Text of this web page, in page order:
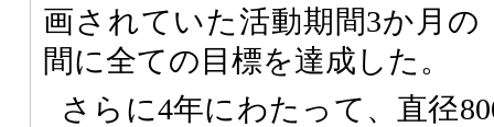
画されていた活動期間3か月の
間に全ての目標を達成した。
さらに4年にわたって、直径